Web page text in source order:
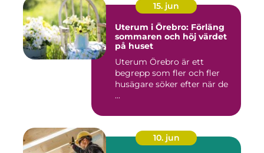
15. jun
Uterum i Örebro: Förläng
sommaren och höj värdet
på huset
Uterum Örebro är ett
begrepp som fler och fler
husägare söker efter när de
...
10. jun